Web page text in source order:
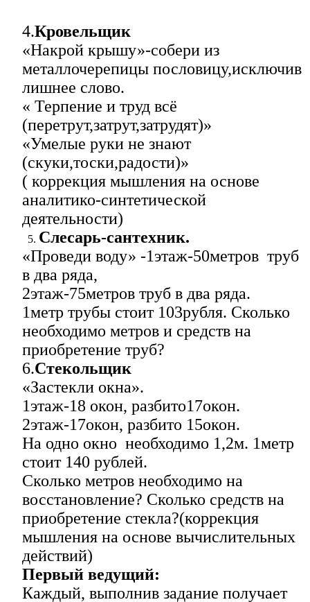
4.Кровельщик
«Накрой крышу»-собери из
металлочерепицы пословицу,исключив
лишнее слово.
« Терпение и труд всё
(перетрут,затрут,затрудят)»
«Умелые руки не знают
(скуки,тоски,радости)»
( коррекция мышления на основе
аналитико-синтетической
деятельности)
Слесарь-сантехник.
«Проведи воду» -1этаж-50метров труб
в два ряда,
2этаж-75метров труб в два ряда.
1метр трубы стоит 103рубля. Сколько
необходимо метров и средств на
приобретение труб?
6.Стекольщик
«Застекли окна».
1этаж-18 окон, разбито17окон.
2этаж-17окон, разбито 15окон.
На одно окно необходимо 1,2м. 1метр
стоит 140 рублей.
Сколько метров необходимо на
восстановление? Сколько средств на
приобретение стекла?(коррекция
мышления на основе вычислительных
действий)
Первый ведущий:
Каждый, выполнив задание получает